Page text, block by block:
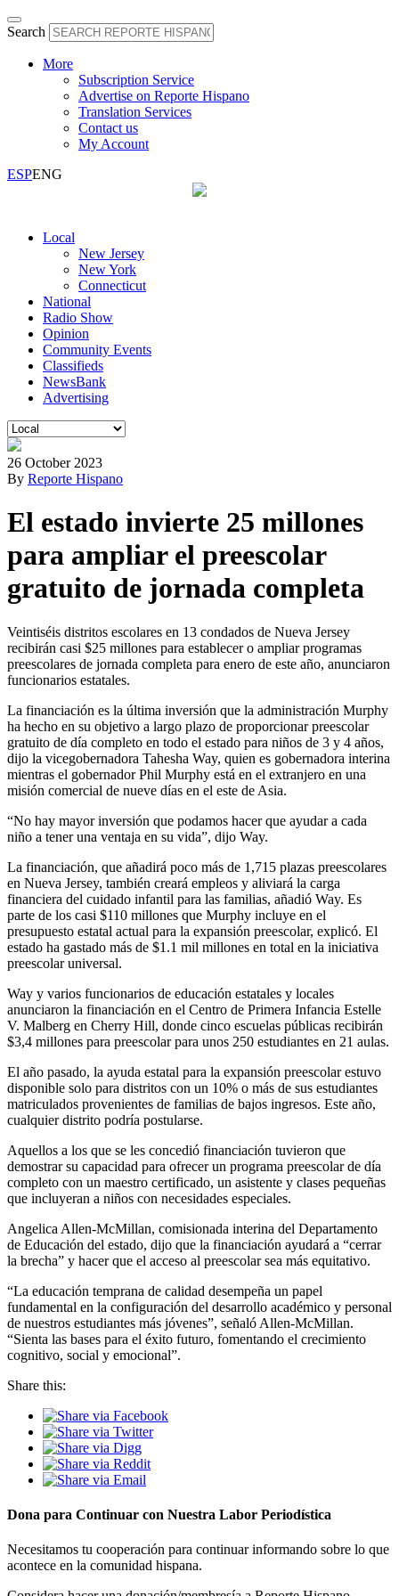
Search
More
Subscription Service
Advertise on Reporte Hispano
Translation Services
Contact us
My Account
ESPENG
Local
New Jersey
New York
Connecticut
National
Radio Show
Opinion
Community Events
Classifieds
NewsBank
Advertising
26 October 2023
By Reporte Hispano
El estado invierte 25 millones
para ampliar el preescolar
gratuito de jornada completa
Veintiséis distritos escolares en 13 condados de Nueva Jersey
recibirán casi $25 millones para establecer o ampliar programas
preescolares de jornada completa para enero de este año, anunciaron
funcionarios estatales.
La financiación es la última inversión que la administración Murphy
ha hecho en su objetivo a largo plazo de proporcionar preescolar
gratuito de día completo en todo el estado para niños de 3 y 4 años,
dijo la vicegobernadora Tahesha Way, quien es gobernadora interina
mientras el gobernador Phil Murphy está en el extranjero en una
misión comercial de nueve días en el este de Asia.
“No hay mayor inversión que podamos hacer que ayudar a cada
niño a tener una ventaja en su vida”, dijo Way.
La financiación, que añadirá poco más de 1,715 plazas preescolares
en Nueva Jersey, también creará empleos y aliviará la carga
financiera del cuidado infantil para las familias, añadió Way. Es
parte de los casi $110 millones que Murphy incluye en el
presupuesto estatal actual para la expansión preescolar, explicó. El
estado ha gastado más de $1.1 mil millones en total en la iniciativa
preescolar universal.
Way y varios funcionarios de educación estatales y locales
anunciaron la financiación en el Centro de Primera Infancia Estelle
V. Malberg en Cherry Hill, donde cinco escuelas públicas recibirán
$3,4 millones para preescolar para unos 250 estudiantes en 21 aulas.
El año pasado, la ayuda estatal para la expansión preescolar estuvo
disponible solo para distritos con un 10% o más de sus estudiantes
matriculados provenientes de familias de bajos ingresos. Este año,
cualquier distrito podría postularse.
Aquellos a los que se les concedió financiación tuvieron que
demostrar su capacidad para ofrecer un programa preescolar de día
completo con un maestro certificado, un asistente y clases pequeñas
que incluyeran a niños con necesidades especiales.
Angelica Allen-McMillan, comisionada interina del Departamento
de Educación del estado, dijo que la financiación ayudará a “cerrar
la brecha” y hacer que el acceso al preescolar sea más equitativo.
“La educación temprana de calidad desempeña un papel
fundamental en la configuración del desarrollo académico y personal
de nuestros estudiantes más jóvenes”, señaló Allen-McMillan.
“Sienta las bases para el éxito futuro, fomentando el crecimiento
cognitivo, social y emocional”.
Share this:
Dona para Continuar con Nuestra Labor Periodística
Necesitamos tu cooperación para continuar informando sobre lo que
acontece en la comunidad hispana.